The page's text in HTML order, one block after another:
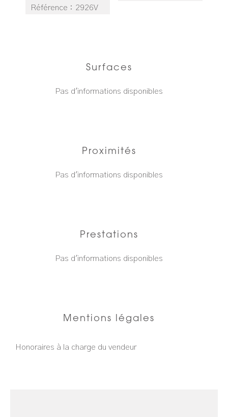
Référence 2926V
Surfaces
Pas d'informations disponibles
Proximités
Pas d'informations disponibles
Prestations
Pas d'informations disponibles
Mentions légales
Honoraires à la charge du vendeur